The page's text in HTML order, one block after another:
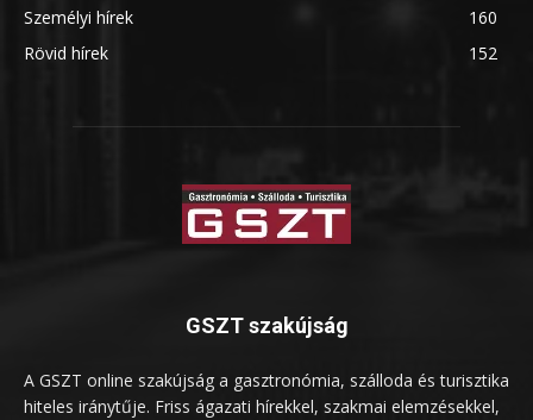
Személyi hírek
160
Rövid hírek
152
GSZT szakújság
A GSZT online szakújság a gasztronómia, szálloda és turisztika
hiteles iránytűje. Friss ágazati hírekkel, szakmai elemzésekkel,